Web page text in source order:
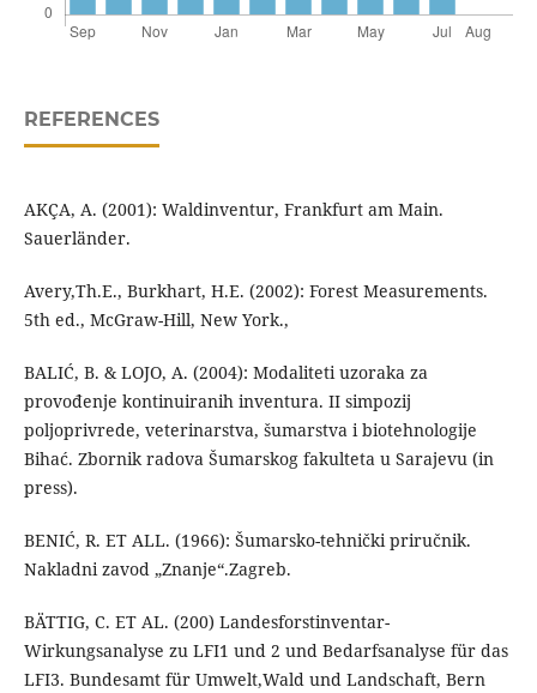
REFERENCES
AKÇA, A. (2001): Waldinventur, Frankfurt am Main.
Sauerländer.
Avery,Th.E., Burkhart, H.E. (2002): Forest Measurements.
5th ed., McGraw-Hill, New York.,
BALIĆ, B. & LOJO, A. (2004): Modaliteti uzoraka za
provođenje kontinuiranih inventura. II simpozij
poljoprivrede, veterinarstva, šumarstva i biotehnologije
Bihać. Zbornik radova Šumarskog fakulteta u Sarajevu (in
press).
BENIĆ, R. ET ALL. (1966): Šumarsko-tehnički priručnik.
Nakladni zavod „Znanje“.Zagreb.
BÄTTIG, C. ET AL. (200) Landesforstinventar-
Wirkungsanalyse zu LFI1 und 2 und Bedarfsanalyse für das
LFI3. Bundesamt für Umwelt,Wald und Landschaft, Bern